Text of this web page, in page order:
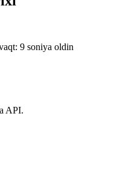
9 soniya oldin
API.